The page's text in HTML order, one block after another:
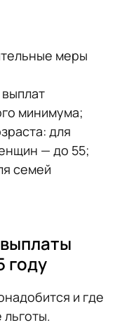
меры
минимума;
для
— до 55;
семей
году
и где